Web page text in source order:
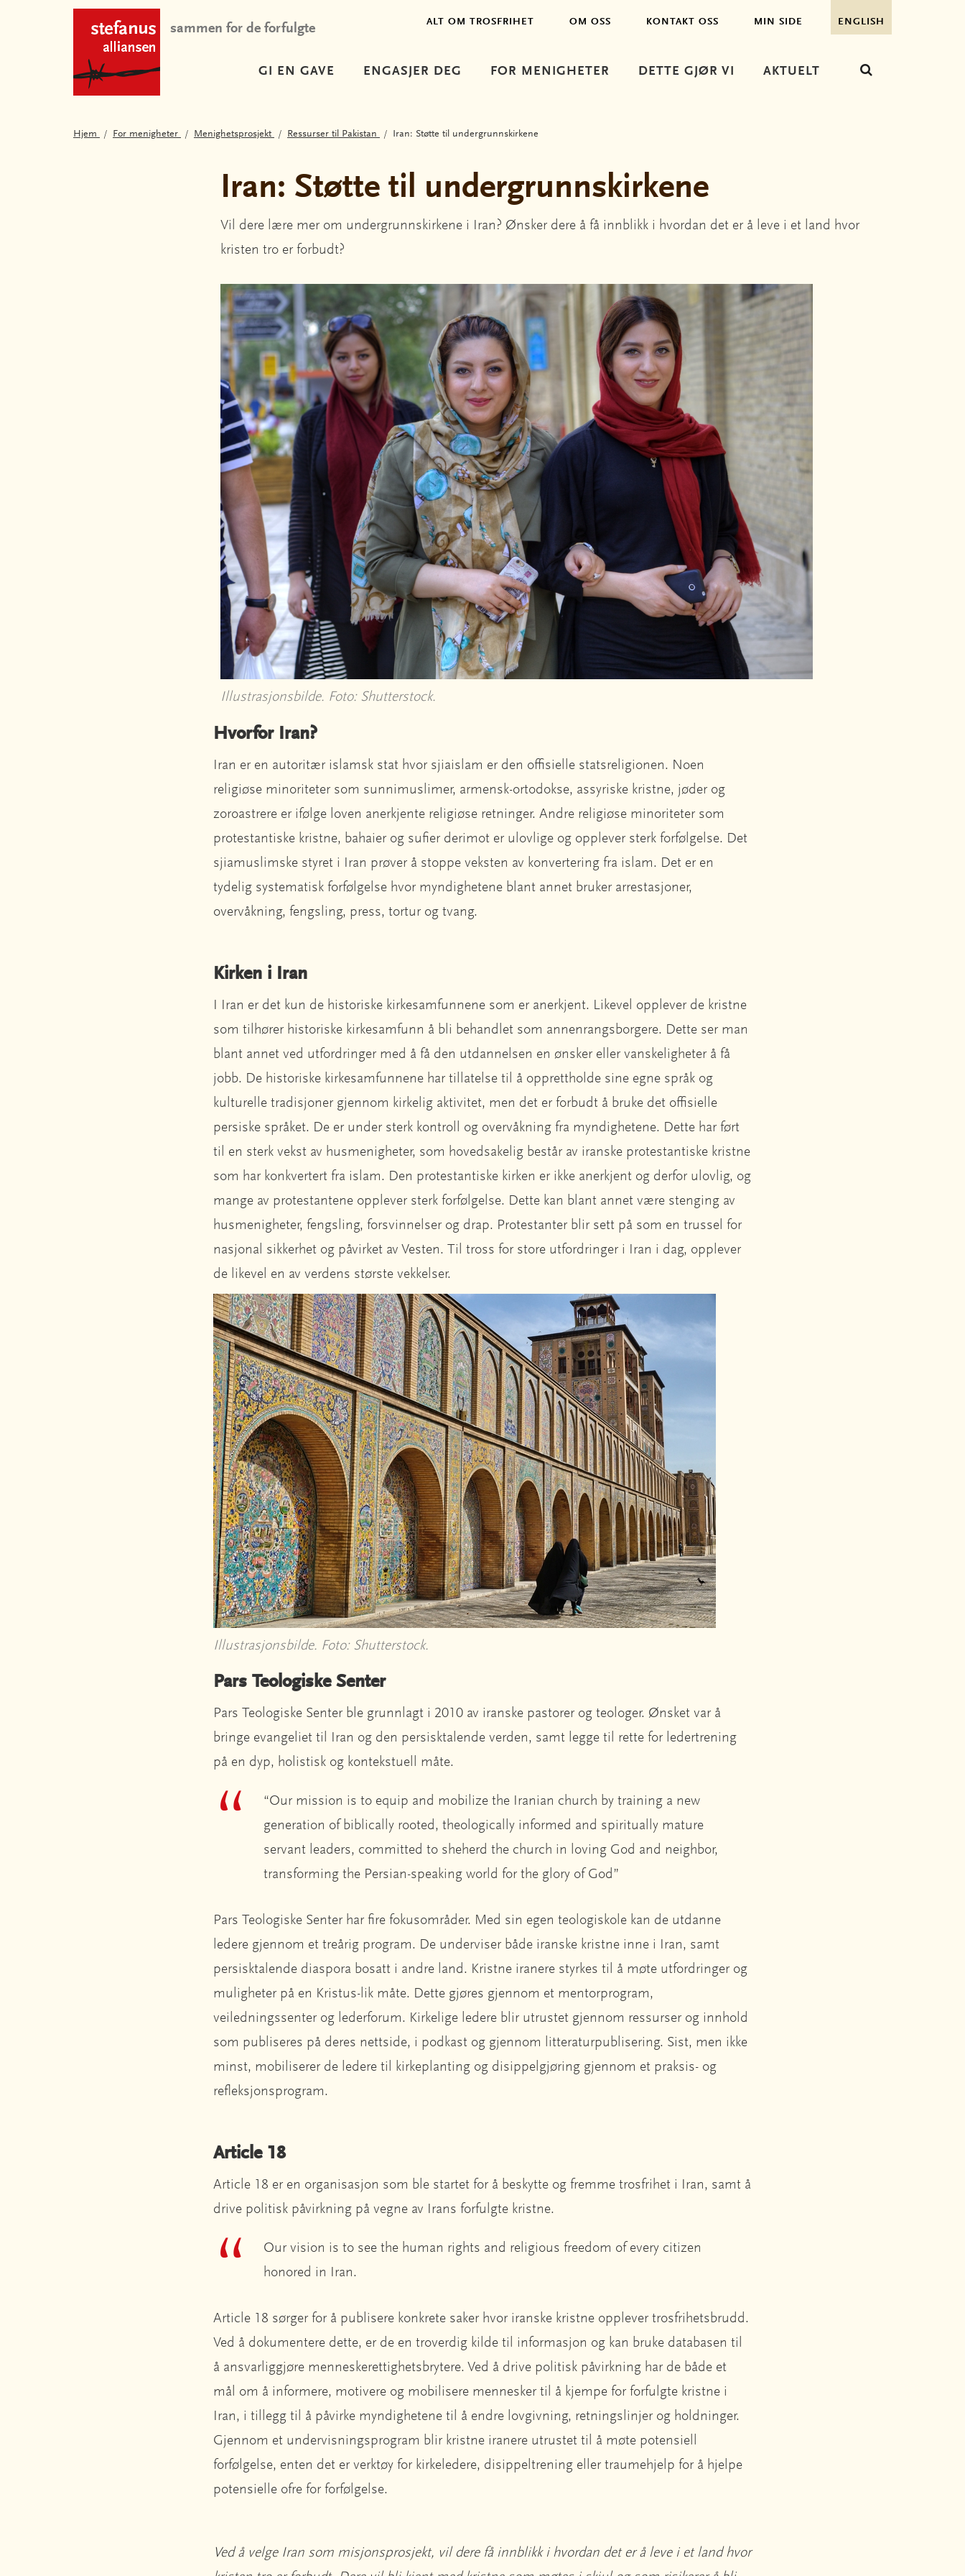
sammen for de forfulgte
GI EN GAVE ENGASJER DEG FOR MENIGHETER DETTE GJØR VI AKTUELT
ALT OM TROSFRIHET OM OSS KONTAKT OSS MIN SIDE ENGLISH
Hjem For menigheter Menighetsprosjekt Ressurser til Pakistan Iran: Støtte til undergrunnskirkene
Iran: Støtte til undergrunnskirkene
Vil dere lære mer om undergrunnskirkene i Iran? Ønsker dere å få innblikk i hvordan det er å leve i et land hvor
kristen tro er forbudt?
Illustrasjonsbilde. Foto: Shutterstock.
Hvorfor Iran?
Iran er en autoritær islamsk stat hvor sjiaislam er den offisielle statsreligionen. Noen
religiøse minoriteter som sunnimuslimer, armensk-ortodokse, assyriske kristne, jøder og
zoroastrere er ifølge loven anerkjente religiøse retninger. Andre religiøse minoriteter som
protestantiske kristne, bahaier og sufier derimot er ulovlige og opplever sterk forfølgelse. Det
sjiamuslimske styret i Iran prøver å stoppe veksten av konvertering fra islam. Det er en
tydelig systematisk forfølgelse hvor myndighetene blant annet bruker arrestasjoner,
overvåkning, fengsling, press, tortur og tvang.
Kirken i Iran
I Iran er det kun de historiske kirkesamfunnene som er anerkjent. Likevel opplever de kristne
som tilhører historiske kirkesamfunn å bli behandlet som annenrangsborgere. Dette ser man
blant annet ved utfordringer med å få den utdannelsen en ønsker eller vanskeligheter å få
jobb. De historiske kirkesamfunnene har tillatelse til å opprettholde sine egne språk og
kulturelle tradisjoner gjennom kirkelig aktivitet, men det er forbudt å bruke det offisielle
persiske språket. De er under sterk kontroll og overvåkning fra myndighetene. Dette har ført
til en sterk vekst av husmenigheter, som hovedsakelig består av iranske protestantiske kristne
som har konkvertert fra islam. Den protestantiske kirken er ikke anerkjent og derfor ulovlig, og
mange av protestantene opplever sterk forfølgelse. Dette kan blant annet være stenging av
husmenigheter, fengsling, forsvinnelser og drap. Protestanter blir sett på som en trussel for
nasjonal sikkerhet og påvirket av Vesten. Til tross for store utfordringer i Iran i dag, opplever
de likevel en av verdens største vekkelser.
Illustrasjonsbilde. Foto: Shutterstock.
Pars Teologiske Senter
Pars Teologiske Senter ble grunnlagt i 2010 av iranske pastorer og teologer. Ønsket var å
bringe evangeliet til Iran og den persisktalende verden, samt legge til rette for ledertrening
på en dyp, holistisk og kontekstuell måte.
“Our mission is to equip and mobilize the Iranian church by training a new
generation of biblically rooted, theologically informed and spiritually mature
servant leaders, committed to sheherd the church in loving God and neighbor,
transforming the Persian-speaking world for the glory of God”
Pars Teologiske Senter har fire fokusområder. Med sin egen teologiskole kan de utdanne
ledere gjennom et treårig program. De underviser både iranske kristne inne i Iran, samt
persisktalende diaspora bosatt i andre land. Kristne iranere styrkes til å møte utfordringer og
muligheter på en Kristus-lik måte. Dette gjøres gjennom et mentorprogram,
veiledningssenter og lederforum. Kirkelige ledere blir utrustet gjennom ressurser og innhold
som publiseres på deres nettside, i podkast og gjennom litteraturpublisering. Sist, men ikke
minst, mobiliserer de ledere til kirkeplanting og disippelgjøring gjennom et praksis- og
refleksjonsprogram.
Article 18
Article 18 er en organisasjon som ble startet for å beskytte og fremme trosfrihet i Iran, samt å
drive politisk påvirkning på vegne av Irans forfulgte kristne.
Our vision is to see the human rights and religious freedom of every citizen
honored in Iran.
Article 18 sørger for å publisere konkrete saker hvor iranske kristne opplever trosfrihetsbrudd.
Ved å dokumentere dette, er de en troverdig kilde til informasjon og kan bruke databasen til
å ansvarliggjøre menneskerettighetsbrytere. Ved å drive politisk påvirkning har de både et
mål om å informere, motivere og mobilisere mennesker til å kjempe for forfulgte kristne i
Iran, i tillegg til å påvirke myndighetene til å endre lovgivning, retningslinjer og holdninger.
Gjennom et undervisningsprogram blir kristne iranere utrustet til å møte potensiell
forfølgelse, enten det er verktøy for kirkeledere, disippeltrening eller traumehjelp for å hjelpe
potensielle ofre for forfølgelse.
Ved å velge Iran som misjonsprosjekt, vil dere få innblikk i hvordan det er å leve i et land hvor